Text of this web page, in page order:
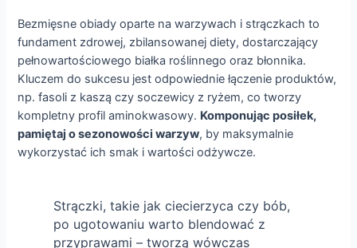
Bezmięsne obiady oparte na warzywach i strączkach to
fundament zdrowej, zbilansowanej diety, dostarczający
pełnowartościowego białka roślinnego oraz błonnika.
Kluczem do sukcesu jest odpowiednie łączenie produktów,
np. fasoli z kaszą czy soczewicy z ryżem, co tworzy
kompletny profil aminokwasowy. Komponując posiłek,
pamiętaj o sezonowości warzyw, by maksymalnie
wykorzystać ich smak i wartości odżywcze.
Strączki, takie jak ciecierzyca czy bób,
po ugotowaniu warto blendować z
przyprawami – tworzą wówczas